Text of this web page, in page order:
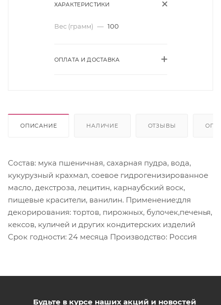
ХАРАКТЕРИСТИКИ
Вес (грамм) — 100
ОПЛАТА И ДОСТАВКА
ОПИСАНИЕ НАЛИЧИЕ ОТЗЫВЫ
Состав: мука пшеничная, сахарная пудра, вода,
кукурузный крахмал, соевое гидрогенизированное
масло, декстроза, лецитин, карнаубский воск,
пищевые красители, ванилин. Применение:для
декорирования: тортов, пирожных, булочек,печенья,
кексов, куличей и других кондитерских изделий
Срок годности: 24 месяца Производство: Россия
Будьте в курсе наших акций и новостей